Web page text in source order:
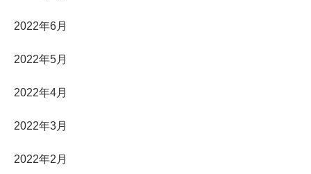
2022年6月
2022年5月
2022年4月
2022年3月
2022年2月